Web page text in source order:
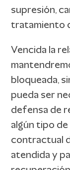
supresión,
tratamiento
Vencida la
bloqueada,
pueda ser
defensa de
algún tipo de
contractual
atendida y